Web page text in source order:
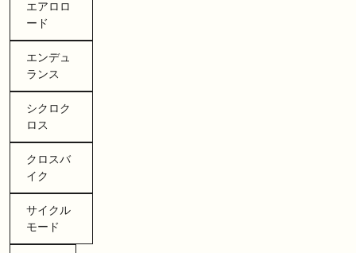
エアロロ
ード
エンデュ
ランス
シクロク
ロス
クロスバ
イク
サイクル
モード